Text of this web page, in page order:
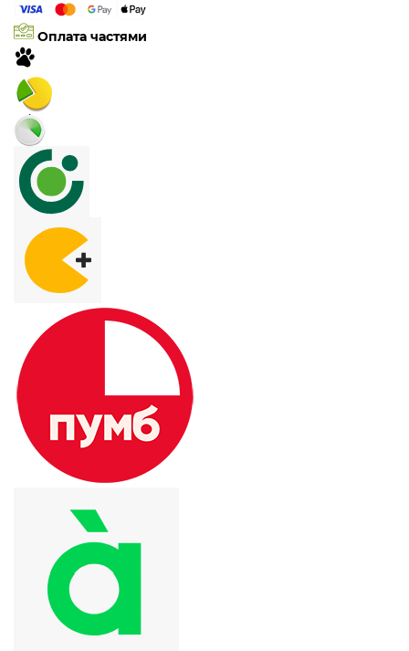
Оплата частями